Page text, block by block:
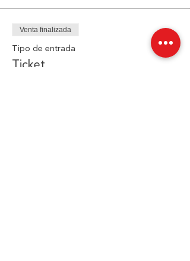
Venta finalizada
Tipo de entrada
Ticket